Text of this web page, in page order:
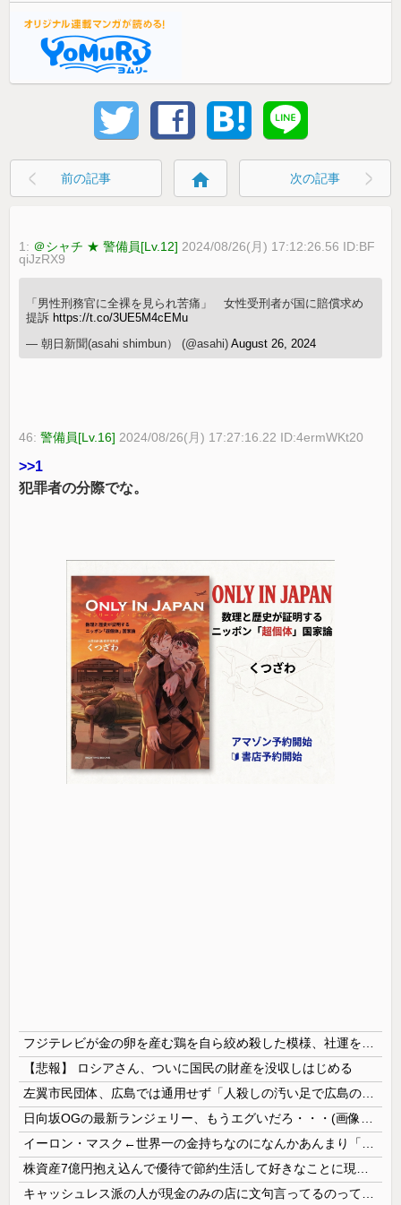
前の記事 home 次の記事
1: ＠シャチ ★ 警備員[Lv.12]2024/08/26(月) 17:12:26.56 ID:BF
qiJzRX9
「男性刑務官に全裸を見られ苦痛」 女性受刑者が国に賠償求め
提訴 https://t.co/3UE5M4cEMu
— 朝日新聞(asahi shimbun） (@asahi)August 26, 2024
46:警備員[Lv.16] 2024/08/26(月) 17:27:16.22 ID:4ermWKt20
>>1
犯罪者の分際でな。
【悲報】 ロシアさん、ついに国民の財産を没収しはじめる